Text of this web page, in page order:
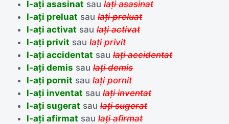
l-ați asasinat saulați asasinat
l-ați preluat saulați preluat
l-ați activat saulați activat
l-ați privit saulați privit
l-ați accidentat saulați accidentat
l-ați demis saulați demis
l-ați pornit saulați pornit
l-ați inventat saulați inventat
l-ați sugerat saulați sugerat
l-ați afirmat saulați afirmat